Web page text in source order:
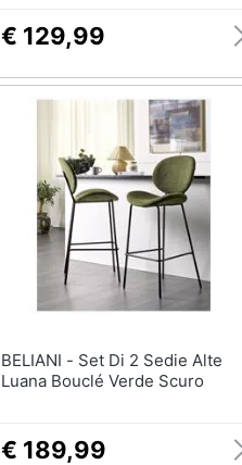
€ 129,99
BELIANI - Set Di 2 Sedie Alte
Luana Bouclé Verde Scuro
€ 189,99